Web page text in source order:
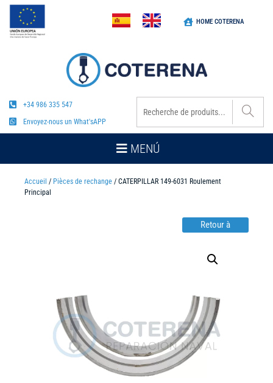
HOME COTERENA
+34 986 335 547
Envoyez-nous un What'sAPP
MENÚ
Accueil / Pièces de rechange / CATERPILLAR 149-6031 Roulement
Principal
Retour à